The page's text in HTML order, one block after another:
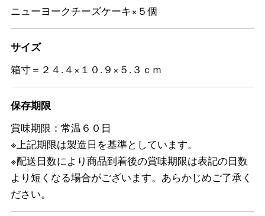
ニューヨークチーズケーキ×５個
サイズ
箱寸＝２４.４×１０.９×５.３ｃｍ
保存期限
賞味期限：常温６０日
※上記期限は製造日を基準としています。
※配送日数により商品到着後の賞味期限は表記の日数
より短くなる場合がございます。あらかじめご了承く
ださい。